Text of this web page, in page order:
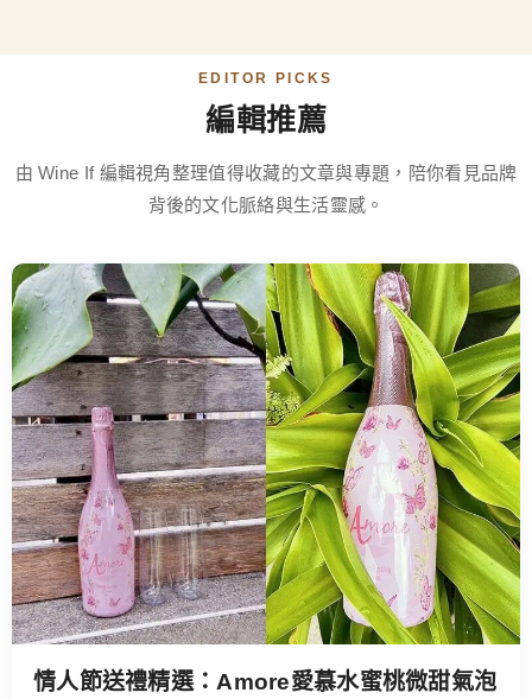
EDITOR PICKS
編輯推薦
由 Wine If 編輯視角整理值得收藏的文章與專題，陪你看見品牌
背後的文化脈絡與生活靈感。
情人節送禮精選：Amore愛慕水蜜桃微甜氣泡